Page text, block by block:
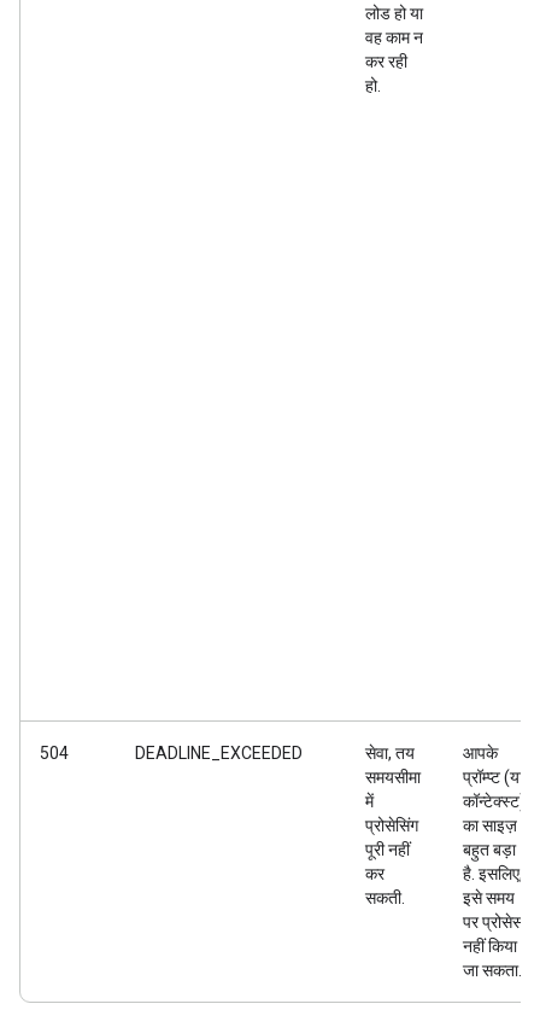
लोड हो या
वह काम न
कर रही
हो.
504 DEADLINE_EXCEEDED
सेवा, तय
समयसीमा
में
प्रोसेसिंग
पूरी नहीं
कर
सकती.
आपके
प्रॉम्प्ट (या
कॉन्टेक्स्ट)
का साइज़
बहुत बड़ा
है. इसलिए,
इसे समय
पर प्रोसेस
नहीं किया
जा सकता.